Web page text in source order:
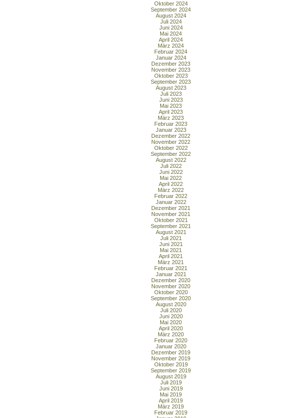
Oktober 2024
September 2024
August 2024
Juli 2024
Juni 2024
Mai 2024
April 2024
März 2024
Februar 2024
Januar 2024
Dezember 2023
November 2023
Oktober 2023
September 2023
August 2023
Juli 2023
Juni 2023
Mai 2023
April 2023
März 2023
Februar 2023
Januar 2023
Dezember 2022
November 2022
Oktober 2022
September 2022
August 2022
Juli 2022
Juni 2022
Mai 2022
April 2022
März 2022
Februar 2022
Januar 2022
Dezember 2021
November 2021
Oktober 2021
September 2021
August 2021
Juli 2021
Juni 2021
Mai 2021
April 2021
März 2021
Februar 2021
Januar 2021
Dezember 2020
November 2020
Oktober 2020
September 2020
August 2020
Juli 2020
Juni 2020
Mai 2020
April 2020
März 2020
Februar 2020
Januar 2020
Dezember 2019
November 2019
Oktober 2019
September 2019
August 2019
Juli 2019
Juni 2019
Mai 2019
April 2019
März 2019
Februar 2019